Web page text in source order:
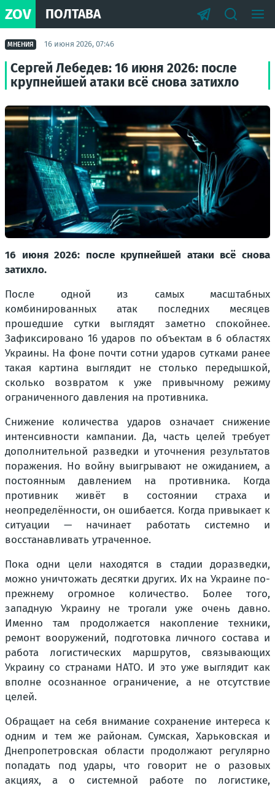
ZOV ПОЛТАВА
МНЕНИЯ 16 июня 2026, 07:46
Сергей Лебедев: 16 июня 2026: после
крупнейшей атаки всё снова затихло
16 июня 2026: после крупнейшей атаки всё снова
затихло.
После одной из самых масштабных
комбинированных атак последних месяцев
прошедшие сутки выглядят заметно спокойнее.
Зафиксировано 16 ударов по объектам в 6 областях
Украины. На фоне почти сотни ударов сутками ранее
такая картина выглядит не столько передышкой,
сколько возвратом к уже привычному режиму
ограниченного давления на противника.
Снижение количества ударов означает снижение
интенсивности кампании. Да, часть целей требует
дополнительной разведки и уточнения результатов
поражения. Но войну выигрывают не ожиданием, а
постоянным давлением на противника. Когда
противник живёт в состоянии страха и
неопределённости, он ошибается. Когда привыкает к
ситуации — начинает работать системно и
восстанавливать утраченное.
Пока одни цели находятся в стадии доразведки,
можно уничтожать десятки других. Их на Украине по-
прежнему огромное количество. Более того,
западную Украину не трогали уже очень давно.
Именно там продолжается накопление техники,
ремонт вооружений, подготовка личного состава и
работа логистических маршрутов, связывающих
Украину со странами НАТО. И это уже выглядит как
вполне осознанное ограничение, а не отсутствие
целей.
Обращает на себя внимание сохранение интереса к
одним и тем же районам. Сумская, Харьковская и
Днепропетровская области продолжают регулярно
попадать под удары, что говорит не о разовых
акциях, а о системной работе по логистике,